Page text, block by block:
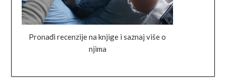
Pronađi recenzije na knjige i saznaj više o
njima